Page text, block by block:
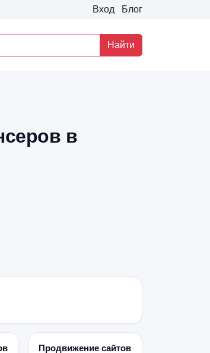
Вход Блог
Найти
в
Продвижение сайтов